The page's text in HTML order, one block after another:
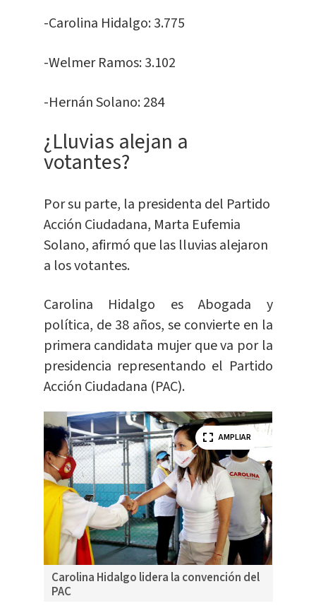
-Carolina Hidalgo: 3.775
-Welmer Ramos: 3.102
-Hernán Solano: 284
¿Lluvias alejan a
votantes?
Por su parte, la presidenta del Partido
Acción Ciudadana, Marta Eufemia
Solano, afirmó que las lluvias alejaron
a los votantes.
Carolina Hidalgo es Abogada y
política, de 38 años, se convierte en la
primera candidata mujer que va por la
presidencia representando el Partido
Acción Ciudadana (PAC).
Carolina Hidalgo lidera la convención del
PAC
AMPLIAR